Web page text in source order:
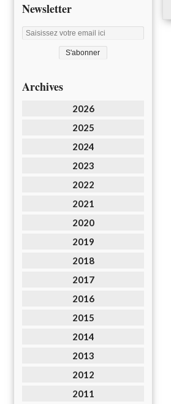
Newsletter
Archives
2026
2025
2024
2023
2022
2021
2020
2019
2018
2017
2016
2015
2014
2013
2012
2011